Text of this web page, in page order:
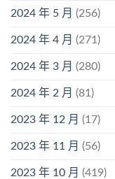
2024 年 5 月 (256)
2024 年 4 月 (271)
2024 年 3 月 (280)
2024 年 2 月 (81)
2023 年 12 月 (17)
2023 年 11 月 (56)
2023 年 10 月 (419)